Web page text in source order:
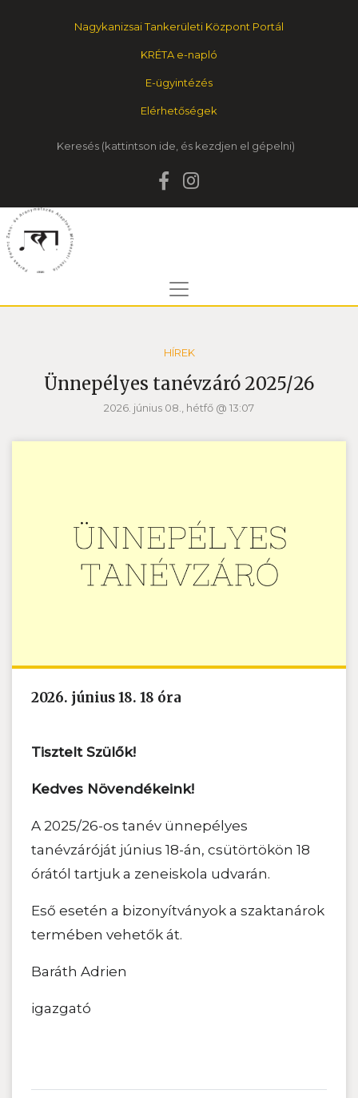
Nagykanizsai Tankerületi Központ Portál
KRÉTA e-napló
E-ügyintézés
Elérhetőségek
Keresés
HÍREK
Ünnepélyes tanévzáró 2025/26
2026. június 08., hétfő @ 13:07
2026. június 18. 18 óra
Tisztelt Szülők!
Kedves Növendékeink!
A 2025/26-os tanév ünnepélyes
tanévzáróját június 18-án, csütörtökön 18
órától tartjuk a zeneiskola udvarán.
Eső esetén a bizonyítványok a szaktanárok
termében vehetők át.
Baráth Adrien
igazgató